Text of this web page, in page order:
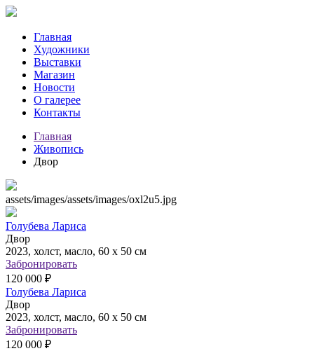
Главная
Художники
Выставки
Магазин
Новости
О галерее
Контакты
Главная
Живопись
Двор
assets/images/assets/images/oxl2u5.jpg
Голубева Лариса
Двор
2023, холст, масло, 60 х 50 см
Забронировать
120 000 ₽
Голубева Лариса
Двор
2023, холст, масло, 60 х 50 см
Забронировать
120 000 ₽